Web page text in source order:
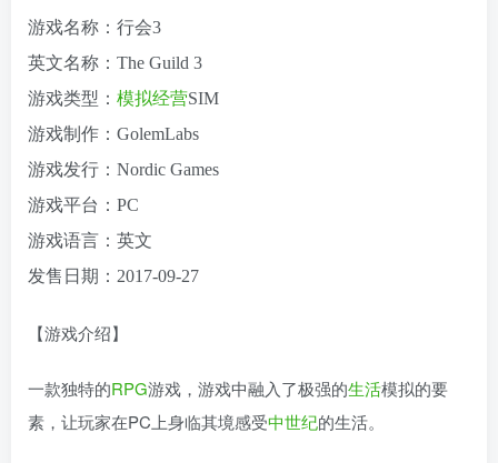
游戏名称：行会3
英文名称：The Guild 3
游戏类型： 模拟经营SIM
游戏制作：GolemLabs
游戏发行：Nordic Games
游戏平台：PC
游戏语言：英文
发售日期：2017-09-27
【游戏介绍】
一款独特的RPG游戏，游戏中融入了极强的生活模拟的要
素，让玩家在PC上身临其境感受中世纪的生活。